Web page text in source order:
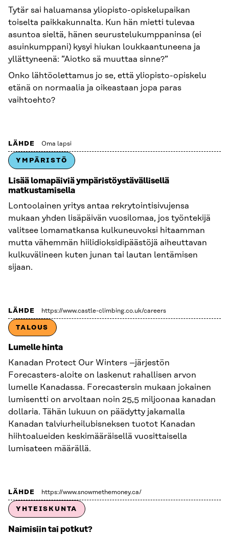
Tytär sai haluamansa yliopisto-opiskelupaikan
toiselta paikkakunnalta. Kun hän mietti tulevaa
asuntoa sieltä, hänen seurustelukumppaninsa (ei
asuinkumppani) kysyi hiukan loukkaantuneena ja
yllättyneenä: ”Aiotko sä muuttaa sinne?”
Onko lähtöolettamus jo se, että yliopisto-opiskelu
etänä on normaalia ja oikeastaan jopa paras
vaihtoehto?
LÄHDE Oma lapsi
YMPÄRISTÖ
Lisää lomapäiviä ympäristöystävällisellä
matkustamisella
Lontoolainen yritys antaa rekrytointisivujensa
mukaan yhden lisäpäivän vuosilomaa, jos työntekijä
valitsee lomamatkansa kulkuneuvoksi hitaamman
mutta vähemmän hiilidioksidipäästöjä aiheuttavan
kulkuvälineen kuten junan tai lautan lentämisen
sijaan.
LÄHDE https://www.castle-climbing.co.uk/careers
TALOUS
Lumelle hinta
Kanadan Protect Our Winters –järjestön
Forecasters-aloite on laskenut rahallisen arvon
lumelle Kanadassa. Forecastersin mukaan jokainen
lumisentti on arvoltaan noin 25,5 miljoonaa kanadan
dollaria. Tähän lukuun on päädytty jakamalla
Kanadan talviurheilubisneksen tuotot Kanadan
hiihtoalueiden keskimääräisellä vuosittaisella
lumisateen määrällä.
LÄHDE https://www.snowmethemoney.ca/
YHTEISKUNTA
Naimisiin tai potkut?